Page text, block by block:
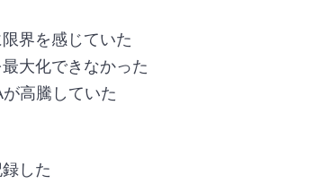
界を感じていた
大化できなかった
高騰していた
した